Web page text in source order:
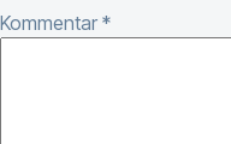
Kommentar *